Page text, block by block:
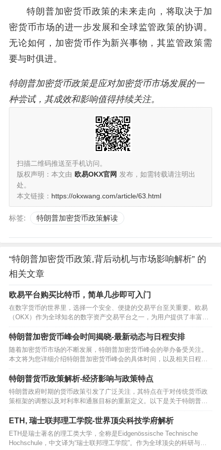
特朗普加密货币政策的未来走向，将取决于加
密货币市场的进一步发展和全球监管政策的协调。
无论如何，加密货币作为新兴事物，其监管政策需
要与时俱进。
特朗普加密货币政策是应对加密货币市场发展的一
种尝试，其成效和影响值得持续关注。
扫描二维码推送至手机访问。
版权声明：本文由 欧易OKX官网 发布，如需转载请注明出
处。
本文链接： https://okxwang.com/article/63.html
标签: 特朗普加密货币政策解读
“特朗普加密货币政策,背后动机与市场影响解析” 的
相关文章
欧易平台购买比特币，简单几步即可入门
在数字货币的世界里，选择一个安全、便捷的交易平台至关重要。欧易
（OKX）作为全球知名的数字资产交易平台之一，为用户提供了丰富的
加密货币交易服务。如果你对如何在欧易上购买比特币感兴趣，那么本
文将为你提供详细的步骤和注意事项。…
特朗普加密货币峰会时间揭晓-最新动态与日程安排
随着加密货币市场的不断发展，特朗普加密货币峰会的举办备受关注。
本文将为您详细介绍特朗普加密货币峰会的具体时间，以及相关日程安
排和预期成果。…
特朗普货币政策解析-经济影响与政策特点
特朗普政府时期的货币政策引发了广泛关注，其特点在于对传统货币政
策框架的调整以及对利率和通胀目标的重新定义。以下是关于特朗普货
币政策的一些详细探讨。…
ETH, 瑞士联邦理工学院-世界顶尖科技学府解析
ETH是瑞士著名的理工类大学，全称是Eidgenössische Technische
Hochschule，中文译为“瑞士联邦理工学院”。作为全球顶尖的科研与教